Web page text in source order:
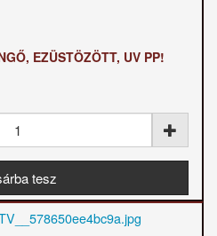
EZÜSTÖZÖTT, UV PP!